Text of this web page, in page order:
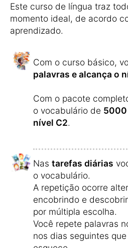
Este curso de língua traz
momento ideal, de acordo
aprendizado.
Com o curso básico,
palavras e alcança o
Com o pacote
o vocabulário de 5000
nível C2.
Nas tarefas diárias
o vocabulário.
A repetição ocorre
encobrindo e
por múltipla escolha.
Você repete palavras
nos dias seguintes